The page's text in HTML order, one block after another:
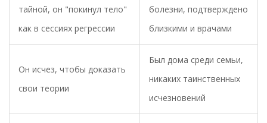
тайной, он "покинул тело"
как в сессиях регрессии
болезни, подтверждено
близкими и врачами
Он исчез, чтобы доказать
свои теории
Был дома среди семьи,
никаких таинственных
исчезновений